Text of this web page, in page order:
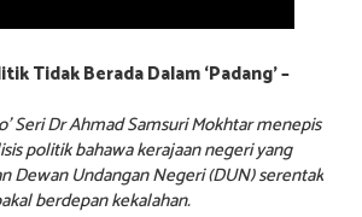
Tidak Berada Dalam ‘Padang’ –
Seri Dr Ahmad Samsuri Mokhtar menepis
politik bahawa kerajaan negeri yang
Dewan Undangan Negeri (DUN) serentak
berdepan kekalahan.